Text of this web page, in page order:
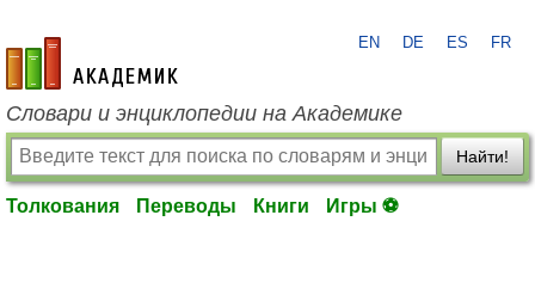
academic.ru
EN DE ES FR
Словари и энциклопедии на Академике
Найти!
Толкования Переводы Книги Игры ⚽